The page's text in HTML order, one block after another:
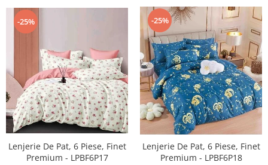
-25%
Lenjerie De Pat, 6 Piese, Finet
Premium - LPBF6P17
-25%
Lenjerie De Pat, 6 Piese, Finet
Premium - LPBF6P18